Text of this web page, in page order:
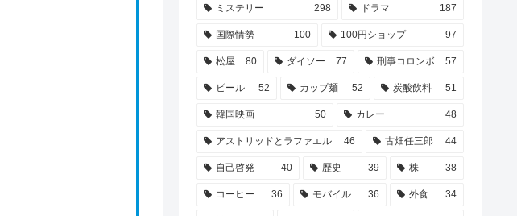
ミステリー 298 ドラマ 187
国際情勢 100 100円ショップ 97
松屋 80 ダイソー 77 刑事コロンボ 57
ビール 52 カップ麺 52 炭酸飲料 51
韓国映画 50 カレー 48
アストリッドとラファエル 46 古畑任三郎 44
自己啓発 40 歴史 39 株 38
コーヒー 36 モバイル 36 外食 34